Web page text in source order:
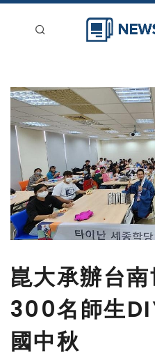
新聞稿分類
登入
刊登
崑大承辦台
300名師生
國中秋